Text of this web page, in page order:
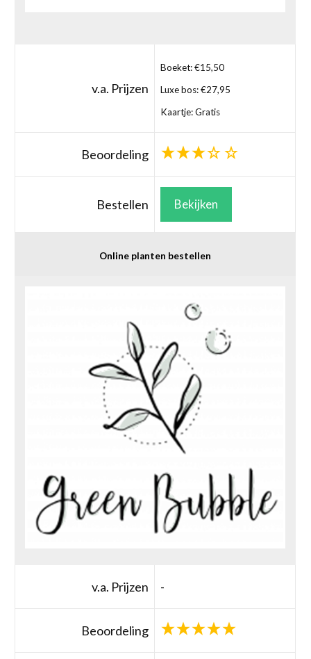
v.a. Prijzen
Boeket: €15,50
Luxe bos: €27,95
Kaartje: Gratis
Beoordeling
Bestellen Bekijken
Online planten bestellen
v.a. Prijzen -
Beoordeling